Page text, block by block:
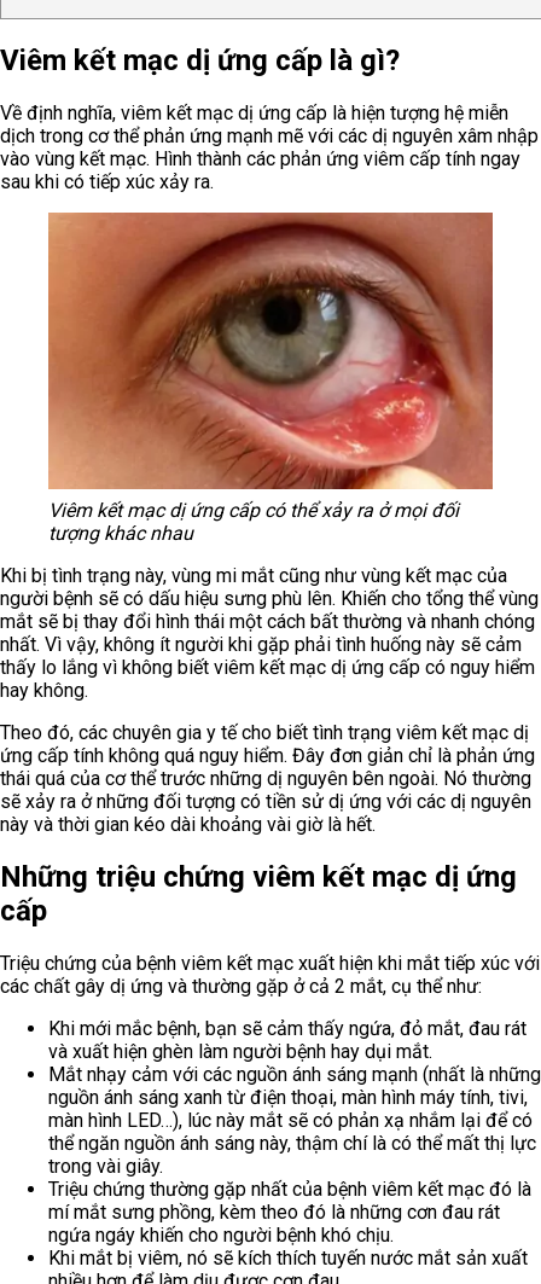
Viêm kết mạc dị ứng cấp là gì?
Về định nghĩa, viêm kết mạc dị ứng cấp là hiện tượng hệ miễn
dịch trong cơ thể phản ứng mạnh mẽ với các dị nguyên xâm nhập
vào vùng kết mạc. Hình thành các phản ứng viêm cấp tính ngay
sau khi có tiếp xúc xảy ra.
Viêm kết mạc dị ứng cấp có thể xảy ra ở mọi đối
tượng khác nhau
Khi bị tình trạng này, vùng mi mắt cũng như vùng kết mạc của
người bệnh sẽ có dấu hiệu sưng phù lên. Khiến cho tổng thể vùng
mắt sẽ bị thay đổi hình thái một cách bất thường và nhanh chóng
nhất. Vì vậy, không ít người khi gặp phải tình huống này sẽ cảm
thấy lo lắng vì không biết viêm kết mạc dị ứng cấp có nguy hiểm
hay không.
Theo đó, các chuyên gia y tế cho biết tình trạng viêm kết mạc dị
ứng cấp tính không quá nguy hiểm. Đây đơn giản chỉ là phản ứng
thái quá của cơ thể trước những dị nguyên bên ngoài. Nó thường
sẽ xảy ra ở những đối tượng có tiền sử dị ứng với các dị nguyên
này và thời gian kéo dài khoảng vài giờ là hết.
Những triệu chứng viêm kết mạc dị ứng
cấp
Triệu chứng của bệnh viêm kết mạc xuất hiện khi mắt tiếp xúc với
các chất gây dị ứng và thường gặp ở cả 2 mắt, cụ thể như:
Khi mới mắc bệnh, bạn sẽ cảm thấy ngứa, đỏ mắt, đau rát
và xuất hiện ghèn làm người bệnh hay dụi mắt.
Mắt nhạy cảm với các nguồn ánh sáng mạnh (nhất là những
nguồn ánh sáng xanh từ điện thoại, màn hình máy tính, tivi,
màn hình LED…), lúc này mắt sẽ có phản xạ nhắm lại để có
thể ngăn nguồn ánh sáng này, thậm chí là có thể mất thị lực
trong vài giây.
Triệu chứng thường gặp nhất của bệnh viêm kết mạc đó là
mí mắt sưng phồng, kèm theo đó là những cơn đau rát
ngứa ngáy khiến cho người bệnh khó chịu.
Khi mắt bị viêm, nó sẽ kích thích tuyến nước mắt sản xuất